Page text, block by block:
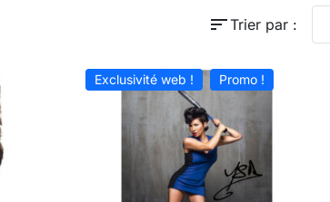
sortTrier par :
Exclusivité web ! Promo !